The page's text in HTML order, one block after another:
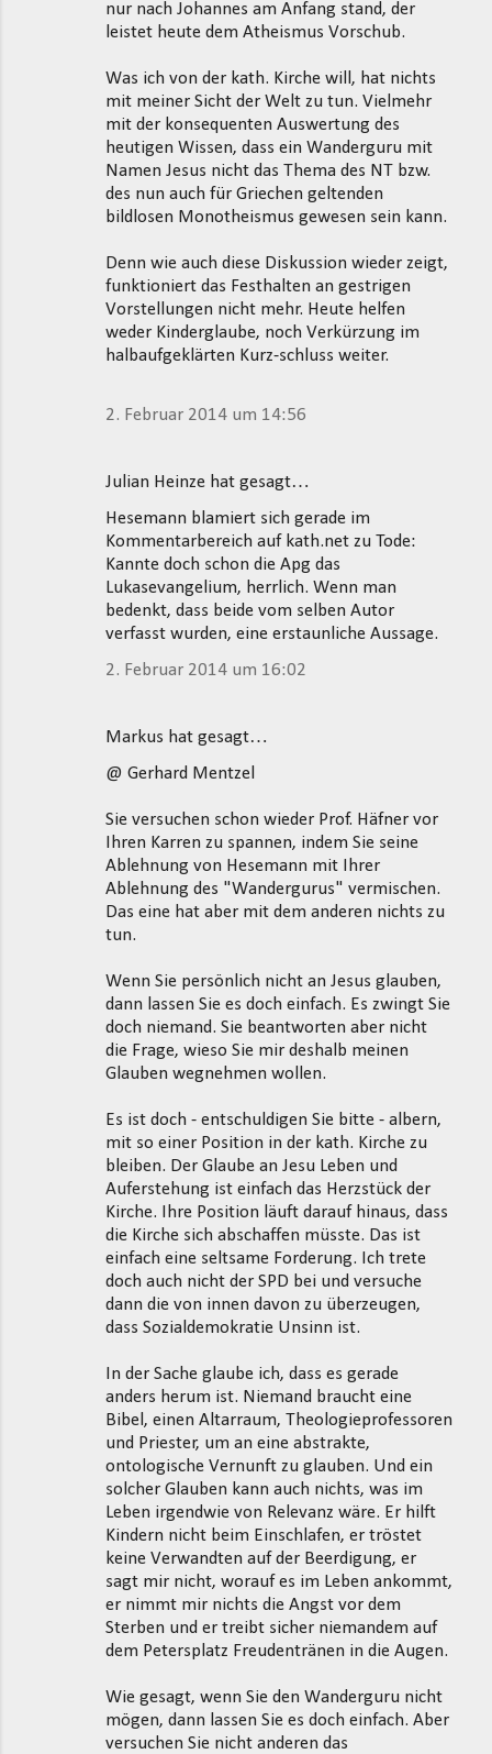
nur nach Johannes am Anfang stand, der
leistet heute dem Atheismus Vorschub.
Was ich von der kath. Kirche will, hat nichts
mit meiner Sicht der Welt zu tun. Vielmehr
mit der konsequenten Auswertung des
heutigen Wissen, dass ein Wanderguru mit
Namen Jesus nicht das Thema des NT bzw.
des nun auch für Griechen geltenden
bildlosen Monotheismus gewesen sein kann.
Denn wie auch diese Diskussion wieder zeigt,
funktioniert das Festhalten an gestrigen
Vorstellungen nicht mehr. Heute helfen
weder Kinderglaube, noch Verkürzung im
halbaufgeklärten Kurz-schluss weiter.
2. Februar 2014 um 14:56
Julian Heinze hat gesagt…
Hesemann blamiert sich gerade im
Kommentarbereich auf kath.net zu Tode:
Kannte doch schon die Apg das
Lukasevangelium, herrlich. Wenn man
bedenkt, dass beide vom selben Autor
verfasst wurden, eine erstaunliche Aussage.
2. Februar 2014 um 16:02
Markus hat gesagt…
@ Gerhard Mentzel
Sie versuchen schon wieder Prof. Häfner vor
Ihren Karren zu spannen, indem Sie seine
Ablehnung von Hesemann mit Ihrer
Ablehnung des "Wandergurus" vermischen.
Das eine hat aber mit dem anderen nichts zu
tun.
Wenn Sie persönlich nicht an Jesus glauben,
dann lassen Sie es doch einfach. Es zwingt Sie
doch niemand. Sie beantworten aber nicht
die Frage, wieso Sie mir deshalb meinen
Glauben wegnehmen wollen.
Es ist doch - entschuldigen Sie bitte - albern,
mit so einer Position in der kath. Kirche zu
bleiben. Der Glaube an Jesu Leben und
Auferstehung ist einfach das Herzstück der
Kirche. Ihre Position läuft darauf hinaus, dass
die Kirche sich abschaffen müsste. Das ist
einfach eine seltsame Forderung. Ich trete
doch auch nicht der SPD bei und versuche
dann die von innen davon zu überzeugen,
dass Sozialdemokratie Unsinn ist.
In der Sache glaube ich, dass es gerade
anders herum ist. Niemand braucht eine
Bibel, einen Altarraum, Theologieprofessoren
und Priester, um an eine abstrakte,
ontologische Vernunft zu glauben. Und ein
solcher Glauben kann auch nichts, was im
Leben irgendwie von Relevanz wäre. Er hilft
Kindern nicht beim Einschlafen, er tröstet
keine Verwandten auf der Beerdigung, er
sagt mir nicht, worauf es im Leben ankommt,
er nimmt mir nichts die Angst vor dem
Sterben und er treibt sicher niemandem auf
dem Petersplatz Freudentränen in die Augen.
Wie gesagt, wenn Sie den Wanderguru nicht
mögen, dann lassen Sie es doch einfach. Aber
versuchen Sie nicht anderen das